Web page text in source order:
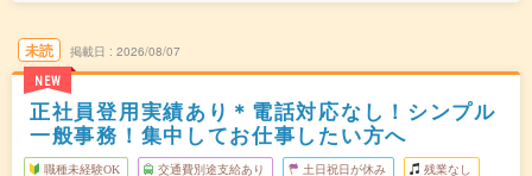
未読
NEW
掲載日 2026/08/07
正社員登用実績あり＊電話対応なし！シンプル
一般事務！集中してお仕事したい方へ
職種未経験OK 交通費別途支給あり 土日祝日が休み 残業なし